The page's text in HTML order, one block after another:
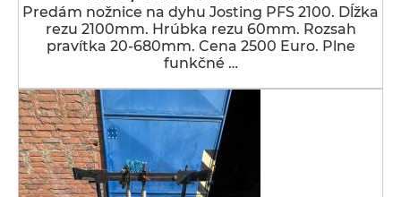
Predám nožnice na dyhu Josting PFS 2100. Dĺžka
rezu 2100mm. Hrúbka rezu 60mm. Rozsah
pravítka 20-680mm. Cena 2500 Euro. Plne
funkčné …